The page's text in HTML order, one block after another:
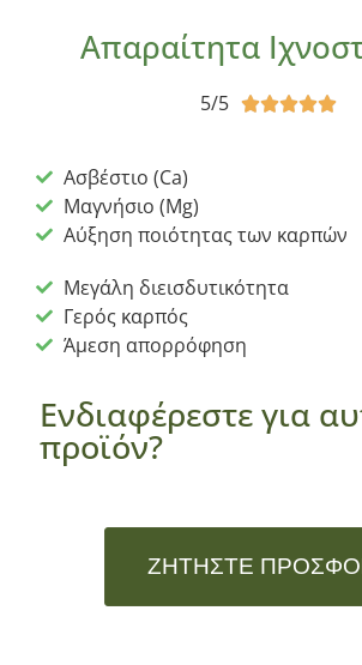
Απαραίτητα
5/5 
Ασβέστιο (Ca)
Μαγνήσιο (Mg)
Αύξηση ποιότητας των καρπών
Μεγάλη διεισδυτικότητα
Γερός καρπός
Άμεση απορρόφηση
Ενδιαφέρεστε για
προϊόν?
ΖΗΤΉΣΤΕ